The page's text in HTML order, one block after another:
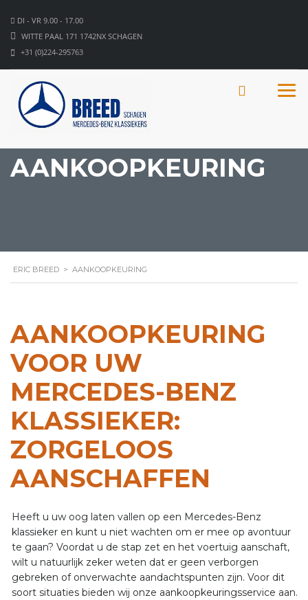
DI - VR 9.00 - 17.00
WITTE PAAL 171 1742NX SCHAGEN
+31 (0)224-295763
AANKOOPKEURING
ERIC BREED > AANKOOPKEURING
AANKOOPKEURING
VOOR UW
MERCEDES-BENZ
KLASSIEKER:
ZORGELOOS
AANSCHAFFEN
Heeft u uw oog laten vallen op een Mercedes-Benz
klassieker en kunt u niet wachten om er mee op avontuur
te gaan? Voordat u de stap zet en het voertuig aanschaft,
wilt u natuurlijk zeker weten dat er geen verborgen
gebreken of onverwachte aandachtspunten zijn. Voor dit
soort situaties bieden wij onze aankoopkeuringsservice aan.